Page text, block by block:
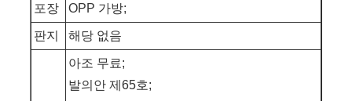
포장 OPP 가방;
판지 해당 없음
아조 무료;
발의안 제65호;